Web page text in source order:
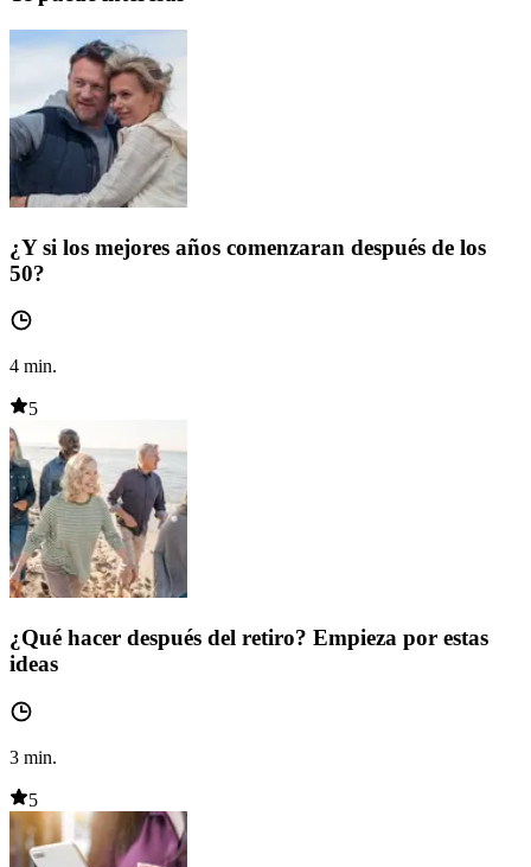
¿Y si los mejores años comenzaran después de los
50?
4 min.
5
¿Qué hacer después del retiro? Empieza por estas
ideas
3 min.
5